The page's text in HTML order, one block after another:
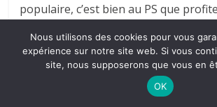
populaire, c’est bien au PS que
garantit que le PS applique le
s’épargnant la crainte du
Curieusement, alors que sur le plan
Nous utilisons des cookies pour vous
expérience sur notre site web. Si vous
site, nous supposerons que vous en
OK